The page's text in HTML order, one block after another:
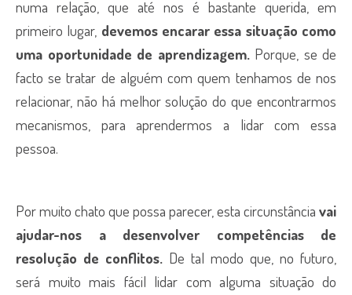
numa relação, que até nos é bastante querida, em
primeiro lugar, devemos encarar essa situação como
uma oportunidade de aprendizagem.Porque, se de
facto se tratar de alguém com quem tenhamos de nos
relacionar, não há melhor solução do que encontrarmos
mecanismos, para aprendermos a lidar com essa
pessoa.
Por muito chato que possa parecer, esta circunstância vai
ajudar-nos a desenvolver competências de
resolução de conflitos. De tal modo que, no futuro,
será muito mais fácil lidar com alguma situação do